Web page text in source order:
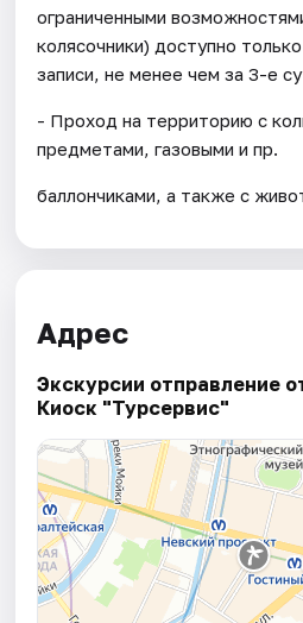
ограниченными
колясочники) доступно
записи, не менее чем за 3-е
- Проход на территорию с
предметами, газовыми и пр.
баллончиками, а также с
Адрес
Экскурсии отправление
Киоск "Турсервис"